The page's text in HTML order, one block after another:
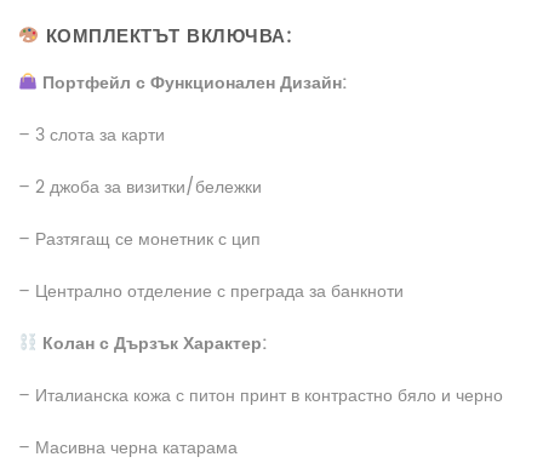
КОМПЛЕКТЪТ ВКЛЮЧВА:
Портфейл с Функционален Дизайн:
– 3 слота за карти
– 2 джоба за визитки/бележки
– Разтягащ се монетник с цип
– Централно отделение с преграда за банкноти
Колан с Дързък Характер:
– Италианска кожа с питон принт в контрастно бяло и черно
– Масивна черна катарама